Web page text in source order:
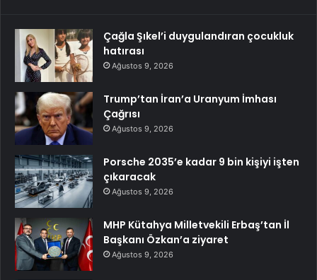
Çağla Şıkel’i duygulandıran çocukluk
hatırası
Ağustos 9, 2026
Trump’tan İran’a Uranyum İmhası
Çağrısı
Ağustos 9, 2026
Porsche 2035’e kadar 9 bin kişiyi işten
çıkaracak
Ağustos 9, 2026
MHP Kütahya Milletvekili Erbaş’tan İl
Başkanı Özkan’a ziyaret
Ağustos 9, 2026